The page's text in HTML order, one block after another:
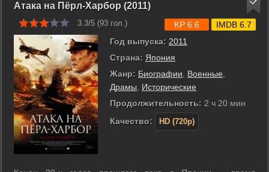
Атака на Пёрл-Харбор (2011)
3.3/5 (93 гол.)
Год выпуска: 2011
Страна: Япония
Жанр: Биографии, Военные,
Драмы, Исторические
Продолжительность: 2 ч 20 мин
Качество:
HD (720p)
KP 6.6 IMDB 6.7